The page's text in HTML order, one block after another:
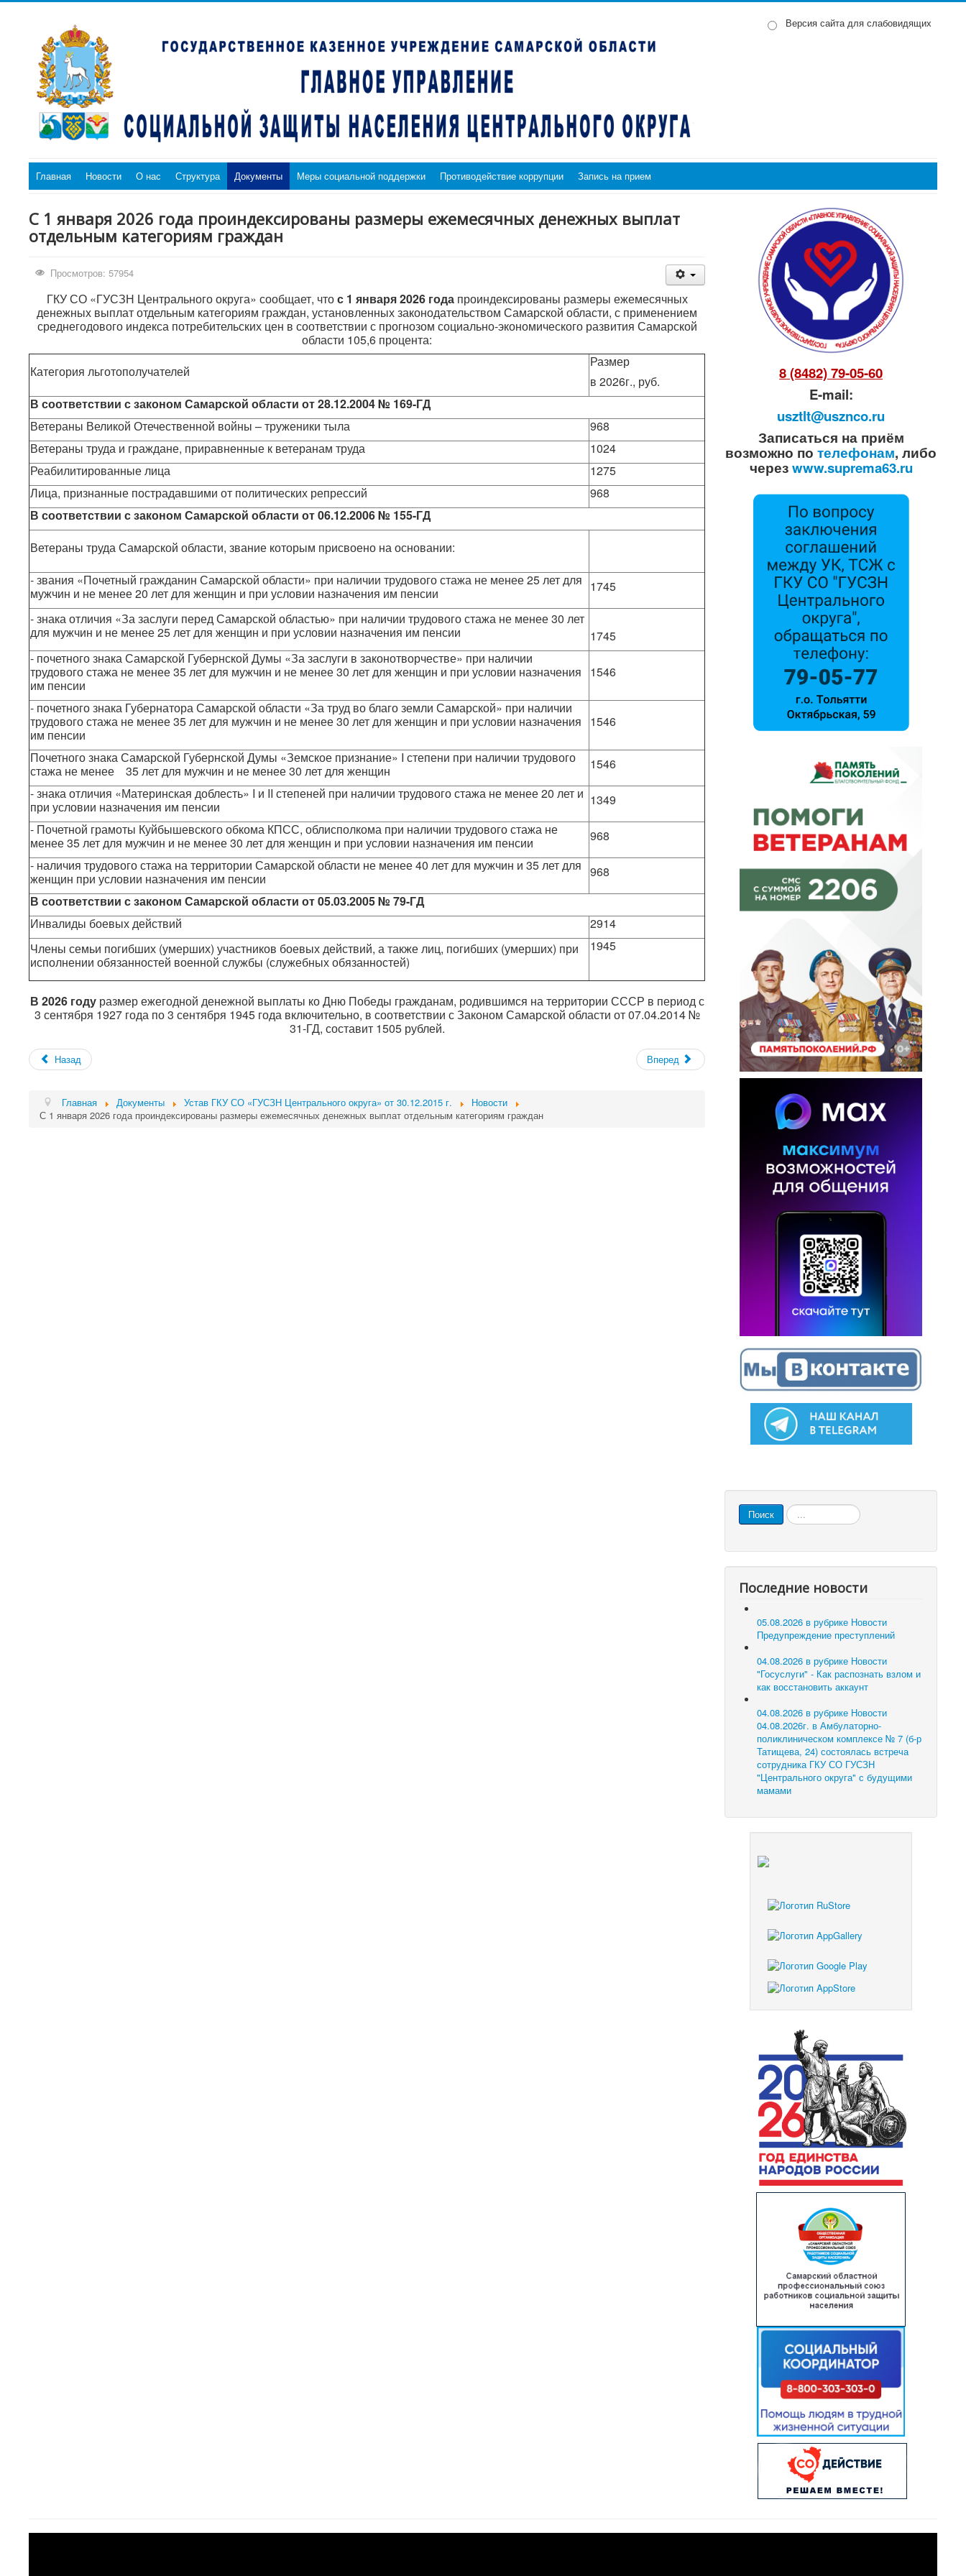
Версия сайта для слабовидящих
Главная Новости О нас Структура Документы Меры социальной поддержки Противодействие коррупции Запись на прием
С 1 января 2026 года проиндексированы размеры ежемесячных денежных выплат
отдельным категориям граждан
Просмотров: 57954
ГКУ СО «ГУСЗН Центрального округа» сообщает, чтос 1 января 2026 годапроиндексированы размеры ежемесячных
денежных выплат отдельным категориям граждан, установленных законодательством Самарской области, с применением
среднегодового индекса потребительских цен в соответствии с прогнозом социально-экономического развития Самарской
области 105,6 процента:
Категория льготополучателей
Размер
в 2026г., руб.
В соответствии с законом Самарской области от28.12.2004 № 169-ГД
Ветераны Великой Отечественной войны – труженики тыла
968
Ветераны труда и граждане, приравненные к ветеранам труда
1024
Реабилитированные лица
1275
Лица, признанные пострадавшими от политических репрессий
968
В соответствии с законом Самарской области от 06.12.2006 № 155-ГД
Ветераны труда Самарской области, звание которым присвоено на основании:
- звания «Почетный гражданин Самарской области» при наличии трудового стажа не менее 25 лет для
мужчин и не менее 20 лет для женщин и при условии назначения им пенсии
1745
- знака отличия «За заслуги перед Самарской областью» при наличии трудового стажа не менее 30 лет
для мужчин и не менее 25 лет для женщин и при условии назначения им пенсии
1745
- почетного знака Самарской Губернской Думы «За заслуги в законотворчестве» при наличии
трудового стажа не менее 35 лет для мужчин и не менее 30 лет для женщин и при условии назначения
им пенсии
1546
- почетного знака Губернатора Самарской области «За труд во благо земли Самарской» при наличии
трудового стажа не менее 35 лет для мужчин и не менее 30 лет для женщин и при условии назначения
им пенсии
1546
Почетного знака Самарской Губернской Думы «Земское признание» I степени при наличии трудового
стажа не менее 35 лет для мужчин и не менее 30 лет для женщин
1546
- знака отличия «Материнская доблесть» I и II степеней при наличии трудового стажа не менее 20 лет и
при условии назначения им пенсии
1349
- Почетной грамоты Куйбышевского обкома КПСС, облисполкома при наличии трудового стажа не
менее 35 лет для мужчин и не менее 30 лет для женщин и при условии назначения им пенсии
968
- наличия трудового стажа на территории Самарской области не менее 40 лет для мужчин и 35 лет для
женщин при условии назначения им пенсии
968
В соответствии сзаконом Самарской области от 05.03.2005 № 79-ГД
Инвалиды боевых действий
2914
Члены семьи погибших (умерших) участников боевых действий, а также лиц, погибших (умерших) при
исполнении обязанностей военной службы (служебных обязанностей)
1945
В 2026 годуразмер ежегодной денежной выплаты ко Дню Победы гражданам, родившимся на территории СССР в период с
3 сентября 1927 года по 3 сентября 1945 года включительно, в соответствии с Законом Самарской области от 07.04.2014 №
31-ГД, составит 1505 рублей.
Назад Вперед
Главная Документы Устав ГКУ СО «ГУСЗН Центрального округа» от 30.12.2015 г.
Новости
С 1 января 2026 года проиндексированы размеры ежемесячных денежных выплат отдельным категориям граждан
8 (8482) 79-05-60
E-mail:
usztlt@usznco.ru
Записаться на приём
возможно потелефонам, либо
черезwww.suprema63.ru
Поиск Искать...
Последние новости
05.08.2026 в рубрике Новости
Предупреждение преступлений
04.08.2026 в рубрике Новости
"Госуслуги" - Как распознать взлом и
как восстановить аккаунт
04.08.2026 в рубрике Новости
04.08.2026г. в Амбулаторно-
поликлиническом комплексе № 7 (б-р
Татищева, 24) состоялась встреча
сотрудника ГКУ СО ГУСЗН
"Центрального округа" с будущими
мамами